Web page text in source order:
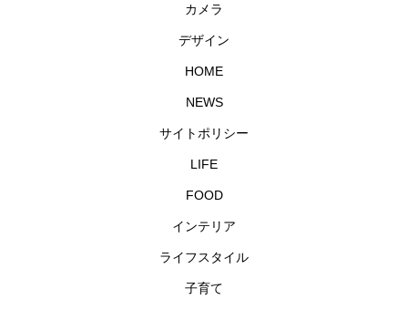
カメラ
デザイン
HOME
NEWS
サイトポリシー
LIFE
FOOD
インテリア
ライフスタイル
子育て